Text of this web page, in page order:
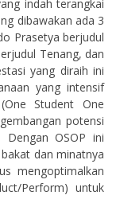
indah terangkai
dibawakan ada 3
Prasetya berjudul
Tenang, dan
yang diraih ini
yang intensif
Student One
potensi
OSOP ini
dan minatnya
mengoptimalkan
Perform) untuk